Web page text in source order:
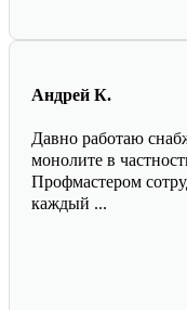
Андрей К.
Давно работаю
монолите в
Профмастером
каждый ...